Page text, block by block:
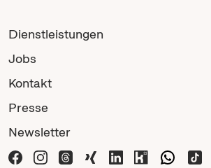
Dienstleistungen
Jobs
Kontakt
Presse
Newsletter